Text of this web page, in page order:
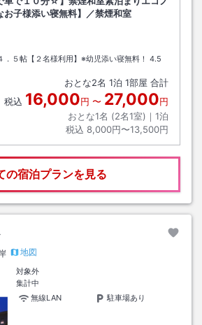
お子様添い寝無料】／禁煙和室
アウト
５帖【２名様利用】※幼児添い寝無料！ 4.5
おとな2名 1泊 1部屋 合計
税込 16,000円 〜 27,000円
おとな1名 (2名1室)｜ 1泊
税込 8,000円〜13,500円
の宿泊プランを見る
地図
対象外
集計中
無線LAN
駐車場あり